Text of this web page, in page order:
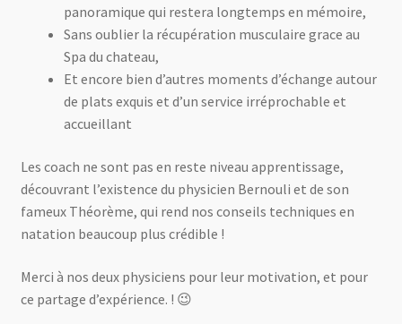
panoramique qui restera longtemps en mémoire,
Sans oublier la récupération musculaire grace au
Spa du chateau,
Et encore bien d’autres moments d’échange autour
de plats exquis et d’un service irréprochable et
accueillant
Les coach ne sont pas en reste niveau apprentissage,
découvrant l’existence du physicien Bernouli et de son
fameux Théorème, qui rend nos conseils techniques en
natation beaucoup plus crédible !
Merci à nos deux physiciens pour leur motivation, et pour
ce partage d’expérience. ! 😉